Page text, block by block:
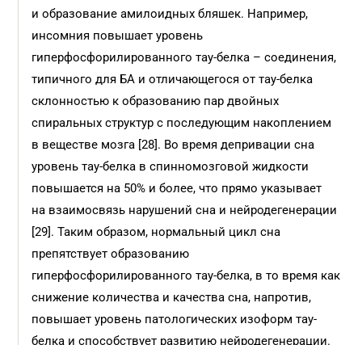
и образование амилоидных бляшек. Например,
инсомния повышает уровень
гиперфосфорилированного тау-белка – соединения,
типичного для БА и отличающегося от тау-белка
склонностью к образованию пар двойных
спиральных структур с последующим накоплением
в веществе мозга [28]. Во время депривации сна
уровень тау-белка в спинномозговой жидкости
повышается на 50% и более, что прямо указывает
на взаимосвязь нарушений сна и нейродегенерации
[29]. Таким образом, нормальный цикл сна
препятствует образованию
гиперфосфорилированного тау-белка, в то время как
снижение количества и качества сна, напротив,
повышает уровень патологических изоформ тау-
белка и способствует развитию нейродегенерации.